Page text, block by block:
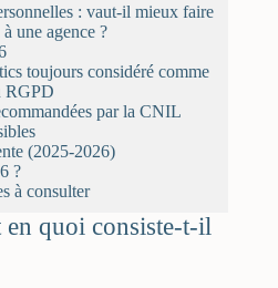
: vaut-il mieux faire
une agence ?
toujours considéré comme
RGPD
par la CNIL
(2025-2026)
?
à consulter
en quoi consiste-t-il